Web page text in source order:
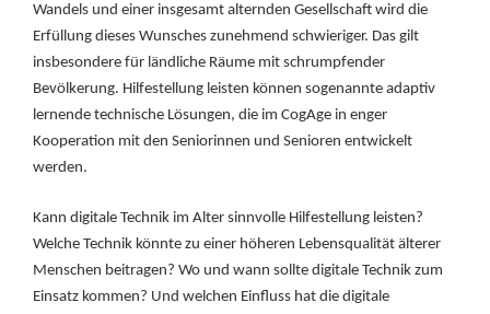
Wandels und einer insgesamt alternden Gesellschaft wird die
Erfüllung dieses Wunsches zunehmend schwieriger. Das gilt
insbesondere für ländliche Räume mit schrumpfender
Bevölkerung. Hilfestellung leisten können sogenannte adaptiv
lernende technische Lösungen, die im CogAge in enger
Kooperation mit den Seniorinnen und Senioren entwickelt
werden.
Kann digitale Technik im Alter sinnvolle Hilfestellung leisten?
Welche Technik könnte zu einer höheren Lebensqualität älterer
Menschen beitragen? Wo und wann sollte digitale Technik zum
Einsatz kommen? Und welchen Einfluss hat die digitale